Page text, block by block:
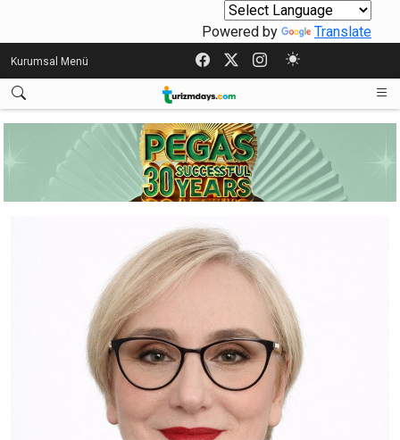
Powered by Translate
Kurumsal Menü